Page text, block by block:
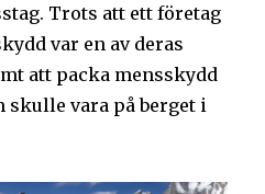
Trots att ett företag
var en av deras
att packa mensskydd
skulle vara på berget i